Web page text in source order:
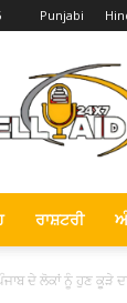
Punjabi
Sell
Aid
News
ਰਾਸ਼ਟਰੀ
ਦੇ ਲੋਕਾਂ ਨੂੰ ਹੁਣ ਕੂੜੇ